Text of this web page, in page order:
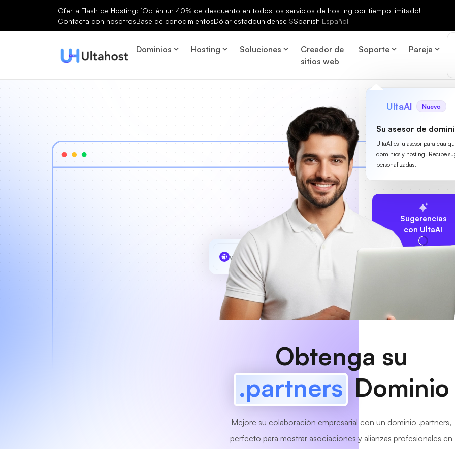
Oferta Flash de Hosting: ¡Obtén un 40% de descuento en todos los servicios de hosting por tiempo limitado!
Contacta con nosotrosBase de conocimientosDólar estadounidense $Spanish Español
Dominios Hosting Soluciones
Creador de
sitios web
Soporte Pareja
UltaAI Nuevo
Su asesor de
UltaAI es tu asesor para
dominios y hosting. Recibe
personalizadas.
Sugerencias
con UltaAI
www MyCafe
Obtenga su
.partners Dominio
Mejore su colaboración empresarial con un dominio .partners,
perfecto para mostrar asociaciones y alianzas profesionales en